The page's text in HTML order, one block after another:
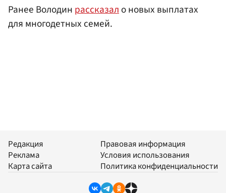
Ранее Володин рассказало новых выплатах
для многодетных семей.
Редакция
Реклама
Карта сайта
Правовая информация
Условия использования
Политика конфиденциальности